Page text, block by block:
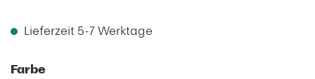
Lieferzeit 5-7 Werktage
Farbeauswählen